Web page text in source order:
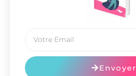
Envoyer